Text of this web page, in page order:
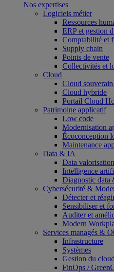
Nos expertises
Logiciels métier
Ressources
ERP et gestion
Comptabilité et
Supply chain
Points de vente
Collectivités et
Cloud
Cloud
Cloud hybride
Portail Cloud
Patrimoine applicatif
Low code
Modernisation
Écoconception
Maintenance
Data & IA
Data valorisation
Intelligence
Diagnostic data
Cybersécurité &
Détecter et
Sensibiliser et
Auditer et
Modern
Services managés &
Infrastructure
Systèmes
Gestion du
FinOps /